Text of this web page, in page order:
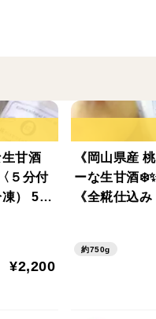
くりの一環で地域の皆
く栽培に適しており、
甘酒
５分付
） 5個
¥2,200
《岡山県産
ーな生甘酒
《全糀仕込
約750g